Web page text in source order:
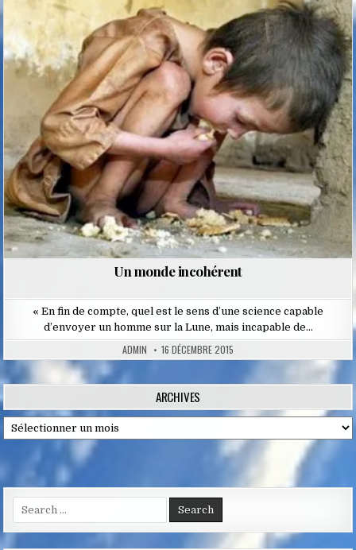
Posted
in
Un monde incohérent
« En fin de compte, quel est le sens d’une science capable
d’envoyer un homme sur la Lune, mais incapable de…
ADMIN 16 DÉCEMBRE 2015
ARCHIVES
Archives
Search
for: